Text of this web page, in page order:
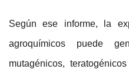
Según ese informe, la
agroquímicos puede
mutagénicos,